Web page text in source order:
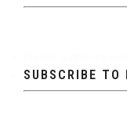
SUBSCRIBE TO